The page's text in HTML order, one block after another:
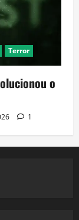
Terror
o
1